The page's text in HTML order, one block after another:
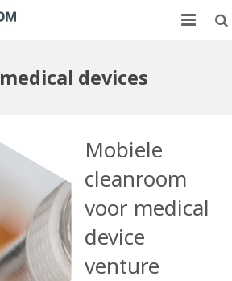
medical devices
Mobiele
cleanroom
voor medical
device
venture